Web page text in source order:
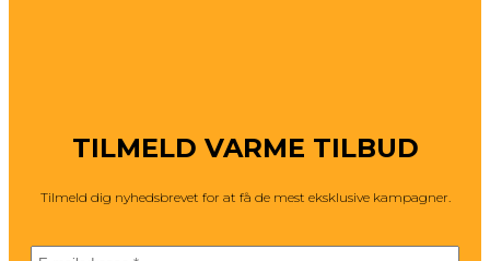
TILMELD VARME TILBUD
Tilmeld dig nyhedsbrevet for at få de mest eksklusive kampagner.